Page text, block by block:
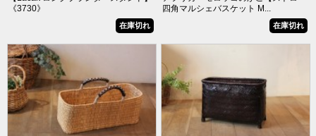
《3730》
在庫切れ
四角マルシェバスケット M...
在庫切れ